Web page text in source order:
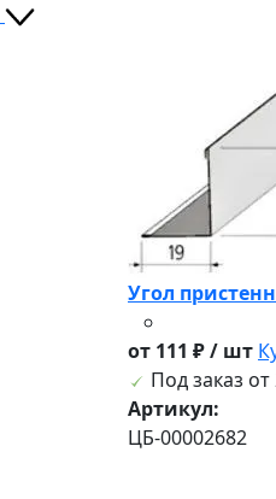
Угол
от 111 ₽ / шт
Под заказ от
Артикул:
ЦБ-00002682